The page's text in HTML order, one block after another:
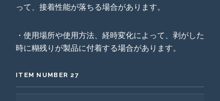
って、接着性能が落ちる場合があります。
・使用場所や使用方法、経時変化によって、剥がした
時に糊残りが製品に付着する場合があります。
ITEM NUMBER 27